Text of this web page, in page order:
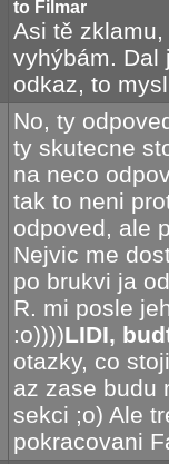
to Filmar
Asi tě
vyhýbám. Dal
odkaz, to
No, ty
ty skutecne
na neco
tak to neni
odpoved, ale
Nejvic me
po brukvi ja
R. mi posle
:o))))LIDI,
otazky, co
az zase budu
sekci ;o) Ale
pokracovani